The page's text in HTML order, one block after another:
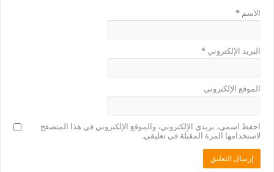
الاسم*
البريد الإلكتروني*
الموقع الإلكتروني
احفظ اسمي، بريدي الإلكتروني، والموقع الإلكتروني في هذا المتصفح
لاستخدامها المرة المقبلة في تعليقي.